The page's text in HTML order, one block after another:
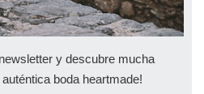
y descubre mucha
boda heartmade!